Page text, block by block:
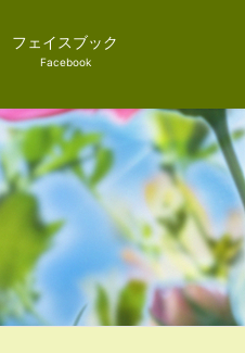
フェイスブック
Facebook